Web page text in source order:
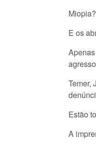
E os
Temer,
Estão
A